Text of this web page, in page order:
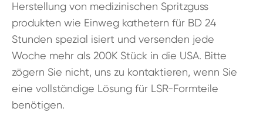
Herstellung von medizinischen Spritzguss
produkten wie Einweg kathetern für BD 24
Stunden spezial isiert und versenden jede
Woche mehr als 200K Stück in die USA. Bitte
zögern Sie nicht, uns zu kontaktieren, wenn Sie
eine vollständige Lösung für LSR-Formteile
benötigen.